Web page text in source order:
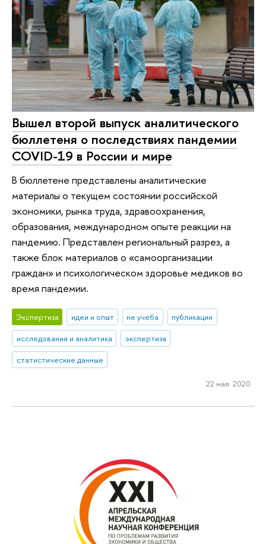
Вышел второй выпуск аналитического
бюллетеня о последствиях пандемии
COVID-19 в России и мире
В бюллетене представлены аналитические
материалы о текущем состоянии российской
экономики, рынка труда, здравоохранения,
образования, международном опыте реакции на
пандемию. Представлен региональный разрез, а
также блок материалов о «самоорганизации
граждан» и психологическом здоровье медиков во
время пандемии.
Экспертиза идеи и опыт не учеба
публикации
исследования и аналитика
экспертиза
статистические данные
22 мая 2020